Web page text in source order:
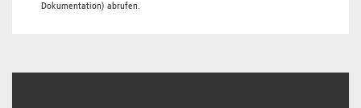
Dokumentation) abrufen.